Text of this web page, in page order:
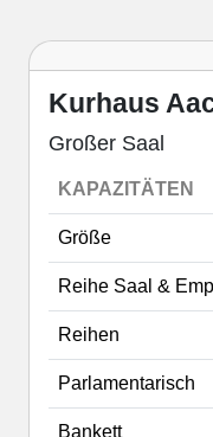
Kurhaus
Großer Saal
KAPAZITÄTEN
Größe
Reihe Saal &
Reihen
Parlamentarisch
Bankett